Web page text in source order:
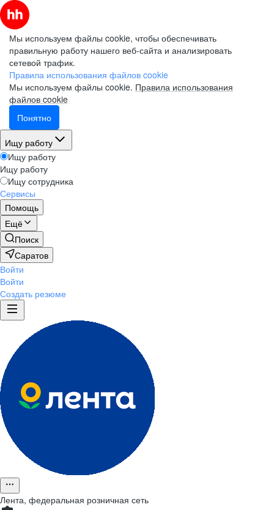
Мы используем файлы cookie, чтобы обеспечивать
правильную работу нашего веб-сайта и анализировать
сетевой трафик.
Правила использования файлов cookie
Мы используем файлы cookie. Правила использования
файлов cookie
Понятно
Ищу работу
Ищу работу
Ищу работу
Ищу сотрудника
Сервисы
Помощь
Ещё
Поиск
Саратов
Войти
Войти
Создать резюме
Лента, федеральная розничная сеть